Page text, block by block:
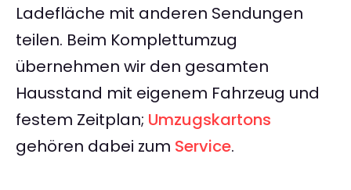
Ladefläche mit anderen Sendungen
teilen. Beim Komplettumzug
übernehmen wir den gesamten
Hausstand mit eigenem Fahrzeug und
festem Zeitplan; Umzugskartons
gehören dabei zum Service.